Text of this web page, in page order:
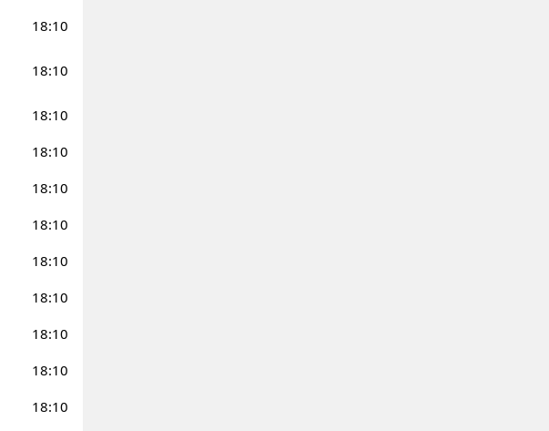
18:10
18:10
18:10
18:10
18:10
18:10
18:10
18:10
18:10
18:10
18:10